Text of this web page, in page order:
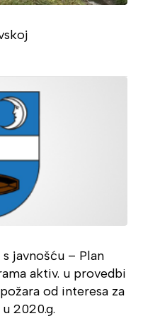
javnošću – Plan
aktiv. u provedbi
od interesa za
2020.g.